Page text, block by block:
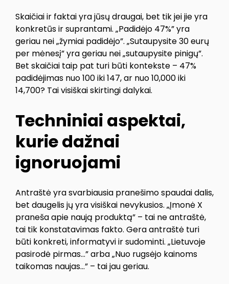
Skaičiai ir faktai yra jūsų draugai, bet tik jei jie yra
konkretūs ir suprantami. „Padidėjo 47%” yra
geriau nei „žymiai padidėjo”. „Sutaupysite 30 eurų
per mėnesį” yra geriau nei „sutaupysite pinigų”.
Bet skaičiai taip pat turi būti kontekste – 47%
padidėjimas nuo 100 iki 147, ar nuo 10,000 iki
14,700? Tai visiškai skirtingi dalykai.
Techniniai aspektai,
kurie dažnai
ignoruojami
Antraštė yra svarbiausia pranešimo spaudai dalis,
bet daugelis jų yra visiškai nevykusios. „Įmonė X
praneša apie naują produktą” – tai ne antraštė,
tai tik konstatavimas fakto. Gera antraštė turi
būti konkreti, informatyvi ir sudominti. „Lietuvoje
pasirodė pirmas…” arba „Nuo rugsėjo kainoms
taikomas naujas…” – tai jau geriau.